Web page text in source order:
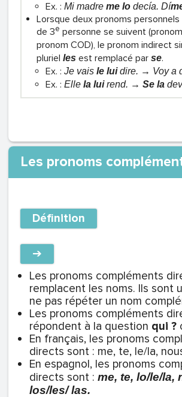
Ex. : Mi madre me lo decía. Dí
Lorsque deux pronoms
de 3e personne se suivent
pronom COD), le pronom indirect
pluriel les est remplacé par se.
Ex. : Je vais le luidire. → Voy a
Ex. : Elle la luirend. → Se la
Les pronoms
Définition
➔
Les pronoms compléments
remplacent les noms. Ils sont
ne pas répéter un nom
Les pronoms compléments
répondent à la question qui ?
En français, les pronoms
directs sont : me, te, le/la,
En espagnol, les pronoms
directs sont : me, te, lo/le/la,
los/les/ las.